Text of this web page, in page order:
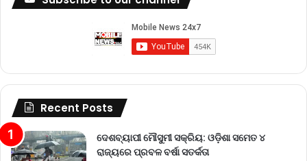
Recent Posts
ଦେଶବ୍ୟାପୀ ମୌସୁମୀ ସକ୍ରିୟ: ଓଡ଼ିଶା ସମେତ ୪
ରାଜ୍ୟରେ ପ୍ରବଳ ବର୍ଷା ସତର୍କତା